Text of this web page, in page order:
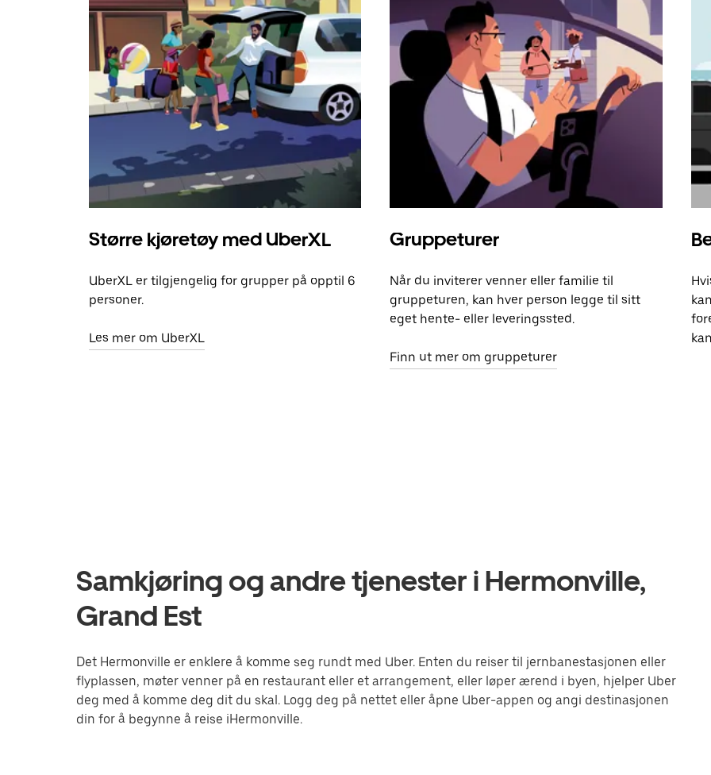
Større kjøretøy med UberXL
UberXL er tilgjengelig for grupper på opptil 6
personer.
Les mer om UberXL
Gruppeturer
Når du inviterer venner eller familie til
gruppeturen, kan hver person legge til sitt
eget hente- eller leveringssted.
Finn ut mer om gruppeturer
Samkjøring og andre tjenester i Hermonville,
Grand Est
Det Hermonville er enklere å komme seg rundt med Uber. Enten du reiser til jernbanestasjonen eller
flyplassen, møter venner på en restaurant eller et arrangement, eller løper ærend i byen, hjelper Uber
deg med å komme deg dit du skal. Logg deg på nettet eller åpne Uber-appen og angi destinasjonen
din for å begynne å reise iHermonville.